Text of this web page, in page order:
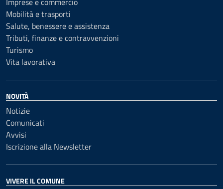
Mobilità e trasporti
Salute, benessere e assistenza
Tributi, finanze e contravvenzioni
Turismo
Vita lavorativa
NOVITÀ
Notizie
Comunicati
Avvisi
Iscrizione alla Newsletter
VIVERE IL COMUNE